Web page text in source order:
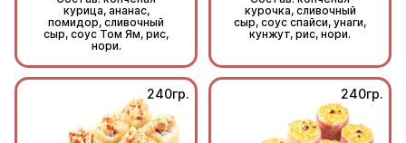
курица, ананас,
помидор, сливочный
сыр, соус Том Ям, рис,
нори.
курочка, сливочный
сыр, соус спайси, унаги,
кунжут, рис, нори.
240гр. 240гр.